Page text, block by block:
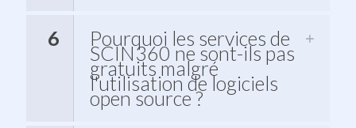
6 Pourquoi les services de
SCIN360 ne sont-ils pas
gratuits malgré
l'utilisation de logiciels
open source ?